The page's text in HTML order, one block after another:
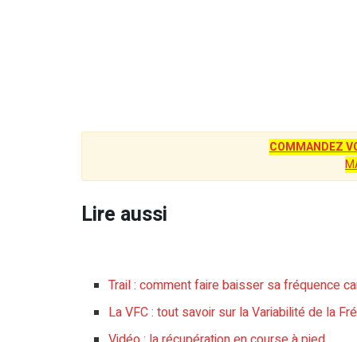
COMMANDEZ
Lire aussi
Trail : comment faire baisser sa fréquence
La VFC : tout savoir sur la Variabilité de la